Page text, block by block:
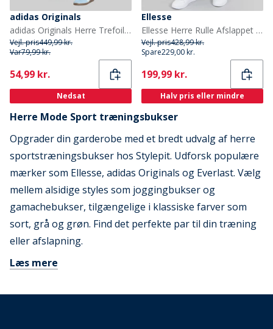
adidas Originals
adidas Originals Herre Trefoil Essentials Joggingbukser Light Blue
Vejl. pris449,99 kr.
Var79,99 kr.
Current
54,99 kr.
Nedsat
Ellesse
Ellesse Herre Rulle Afslappet Pasform Lige Ben Joggingbukser Grøn
Vejl. pris428,99 kr.
Spare229,00 kr.
Current
199,99 kr.
Halv pris eller mindre
Herre Mode Sport træningsbukser
Opgrader din garderobe med et bredt udvalg af herre
sportstræningsbukser hos Stylepit. Udforsk populære
mærker som Ellesse, adidas Originals og Everlast. Vælg
mellem alsidige styles som joggingbukser og
gamachebukser, tilgængelige i klassiske farver som
sort, grå og grøn. Find det perfekte par til din træning
eller afslapning.
Læs mere